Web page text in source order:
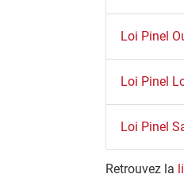
Loi Pinel
Loi Pinel
Loi Pinel
Retrouvez la